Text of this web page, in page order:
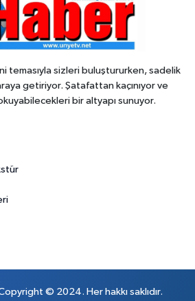
temasıyla sizleri buluştururken, sadelik
getiriyor. Şatafattan kaçınıyor ve
bir altyapı sunuyor.
© 2024. Her hakkı saklıdır.